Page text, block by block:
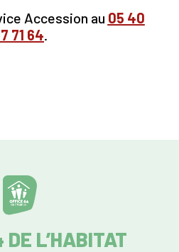
Accession au 05 40
71 64.
L’HABITAT